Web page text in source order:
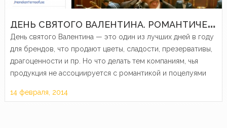
Д
ЕНЬ СВЯТОГО ВАЛЕНТИНА. РОМАНТИЧЕСКИЕ ПОДАРКИ ОТ НЕРОМАНТИЧЕСКИХ БРЕНДОВ
День святого Валентина — это один из лучших дней в году
для брендов, что продают цветы, сладости, презервативы,
драгоценности и пр. Но что делать тем компаниям, чья
продукция не ассоциируется с романтикой и поцелуями
14 февраля, 2014